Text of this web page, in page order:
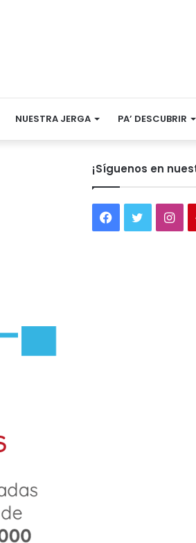
NUESTRA JERGA PA’ DESCUBRIR
¡Síguenos en
Facebook
Twitter